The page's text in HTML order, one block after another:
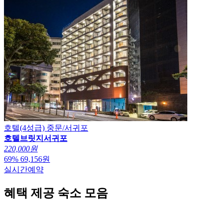
호텔(4성급) 중문/서귀포
호텔브릿지서귀포
220,000원
69% 69,156원
실시간예약
혜택 제공 숙소 모음